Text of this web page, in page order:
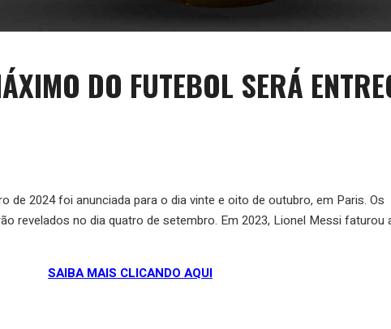
DO FUTEBOL SERÁ
de 2024 foi anunciada para o dia vinte e oito de outubro, em Paris. Os
revelados no dia quatro de setembro. Em 2023, Lionel Messi faturou
SAIBA MAIS CLICANDO AQUI